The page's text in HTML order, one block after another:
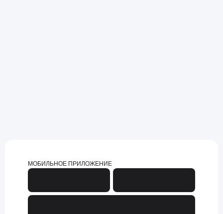
МОБИЛЬНОЕ ПРИЛОЖЕНИЕ